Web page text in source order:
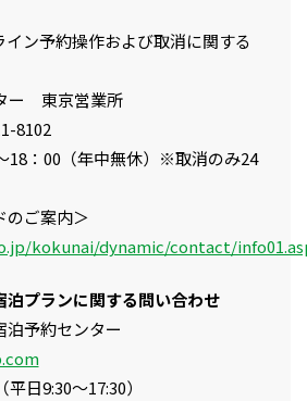
ン予約操作および取消に関する
ー 東京営業所
8102
18：00（年中無休）※取消のみ24
のご案内＞
kokunai/dynamic/contact/
泊プランに関する問い合わせ
泊予約センター
（平日9:30～17:30）